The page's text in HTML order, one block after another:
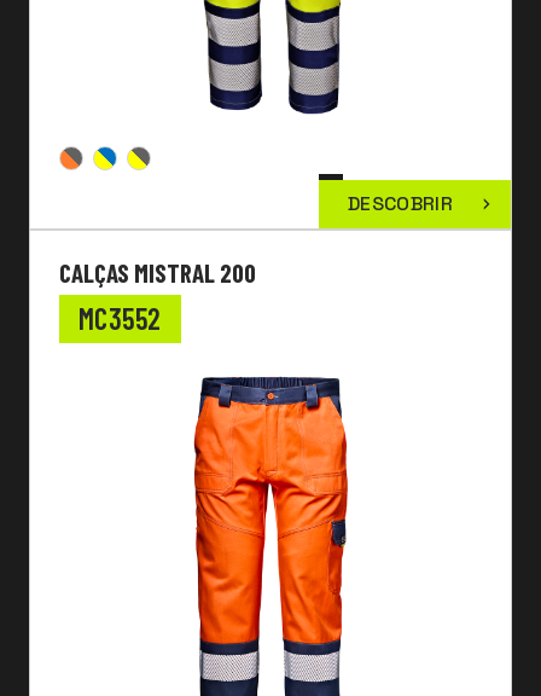
DESCOBRIR
CALÇAS MISTRAL 200
MC3552